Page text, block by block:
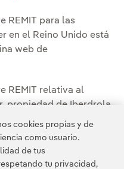
REMIT para las
en el Reino Unido está
web de
se abre en ventana
REMIT relativa al
propiedad de Iberdrola
GmbH Energía, S.A.
la siguiente página de
Enlace externo, se
.
cookies propias y de
como usuario.
de tus
tu privacidad,